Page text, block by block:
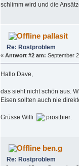
schlimm wird und die
pallasit
Re: Rostproblem
« Antwort #2 am: September
Hallo Dave,
das sieht nicht schön aus.
Eisen sollten auch nie
Grüsse Willi
ben.g
Re: Rostproblem